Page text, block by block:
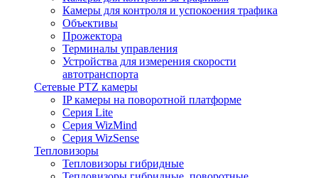
Камеры для контроля и успокоения трафика
Объективы
Прожектора
Терминалы управления
Устройства для измерения скорости
автотранспорта
Сетевые PTZ камеры
IP камеры на поворотной платформе
Серия Lite
Серия WizMind
Серия WizSense
Тепловизоры
Тепловизоры гибридные